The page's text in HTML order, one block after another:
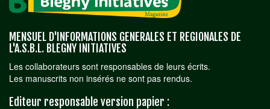
MENSUEL D'INFORMATIONS GENERALES ET REGIONALES DE
L'A.S.B.L. BLEGNY INITIATIVES
Les collaborateurs sont responsables de leurs écrits.
Les manuscrits non insérés ne sont pas rendus.
Editeur responsable version papier :